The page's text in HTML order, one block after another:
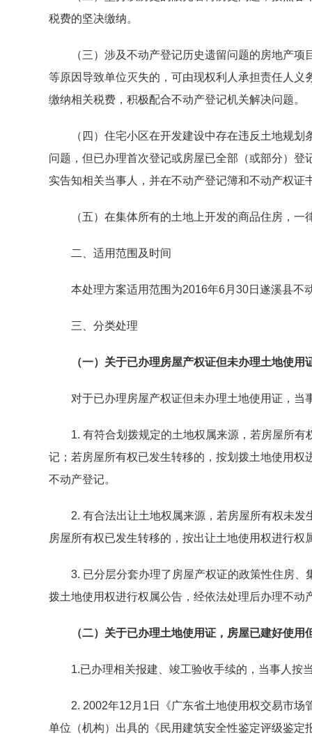
税费的坚决缴纳。
（三）涉及不动产登记历史遗留问题的房地产项
等原因导致单位灭失的，可由现权利人承担责任人
缴纳相关税费，积极配合不动产登记机关解决问题。
（四）住宅小区在开发建设中存在违反土地规划
问题，但已办理首次登记或房屋已全部（或部分）登
实告知相关当事人，并在不动产登记簿和不动产权证
（五）在集体所有的土地上开发的商品住房，一
二、适用范围及时间
本处理方案适用范围为2016年6月30日遂溪县不
三、分类处理
（一）关于已办理房屋产权证但未办理土地使用
对于已办理房屋产权证但未办理土地使用证，当
1. 有符合划拨规定的土地权属来源，若房屋所有
记；若房屋所有权已发生转移的，按划拨土地使用
不动产登记。
2. 有合法出让土地权属来源，若房屋所有权未发
房屋所有权已发生转移的，按出让土地使用权进行
3. 已分层分套办理了房屋产权证的政策性住房、
拨土地使用权进行权属公告，经依法处理后办理不动
（二）关于已办理土地使用证，房屋已建好使用
1.已办理相关报建、竣工验收手续的，当事人按
2. 2002年12月1日《广东省土地使用权交易市场
单位（机构）出具的《民用建筑安全性鉴定评级鉴